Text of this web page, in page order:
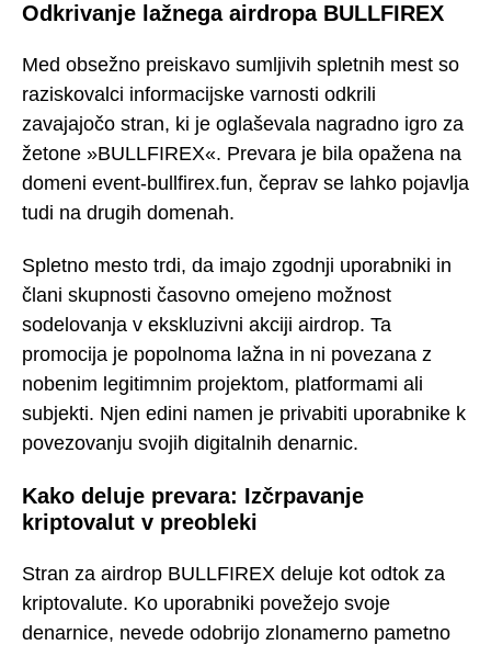
Odkrivanje lažnega airdropa BULLFIREX
Med obsežno preiskavo sumljivih spletnih mest so
raziskovalci informacijske varnosti odkrili
zavajajočo stran, ki je oglaševala nagradno igro za
žetone »BULLFIREX«. Prevara je bila opažena na
domeni event-bullfirex.fun, čeprav se lahko pojavlja
tudi na drugih domenah.
Spletno mesto trdi, da imajo zgodnji uporabniki in
člani skupnosti časovno omejeno možnost
sodelovanja v ekskluzivni akciji airdrop. Ta
promocija je popolnoma lažna in ni povezana z
nobenim legitimnim projektom, platformami ali
subjekti. Njen edini namen je privabiti uporabnike k
povezovanju svojih digitalnih denarnic.
Kako deluje prevara: Izčrpavanje
kriptovalut v preobleki
Stran za airdrop BULLFIREX deluje kot odtok za
kriptovalute. Ko uporabniki povežejo svoje
denarnice, nevede odobrijo zlonamerno pametno